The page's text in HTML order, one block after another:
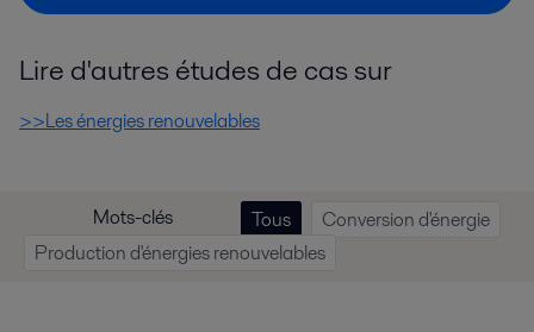
Lire d'autres études de cas sur
>>Les énergies renouvelables
Mots-clés Tous
Conversion d'énergie
Production d'énergies renouvelables